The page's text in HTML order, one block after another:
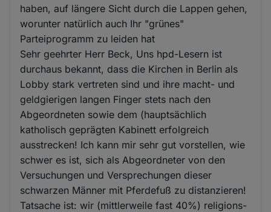
haben, auf längere Sicht durch die Lappen gehen,
worunter natürlich auch Ihr "grünes"
Parteiprogramm zu leiden hat
Sehr geehrter Herr Beck, Uns hpd-Lesern ist
durchaus bekannt, dass die Kirchen in Berlin als
Lobby stark vertreten sind und ihre macht- und
geldgierigen langen Finger stets nach den
Abgeordneten sowie dem (hauptsächlich
katholisch geprägten Kabinett erfolgreich
ausstrecken! Ich kann mir sehr gut vorstellen, wie
schwer es ist, sich als Abgeordneter von den
Versuchungen und Versprechungen dieser
schwarzen Männer mit Pferdefuß zu distanzieren!
Tatsache ist: wir (mittlerweile fast 40%) religions-